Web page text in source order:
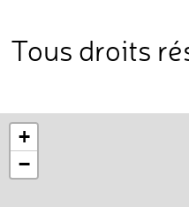
Tous droits
+
−